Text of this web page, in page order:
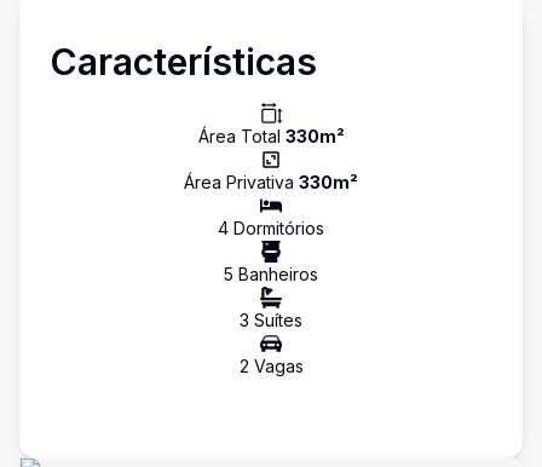
Características
Área Total 330m²
Área Privativa 330m²
4 Dormitórios
5 Banheiros
3 Suítes
2 Vagas